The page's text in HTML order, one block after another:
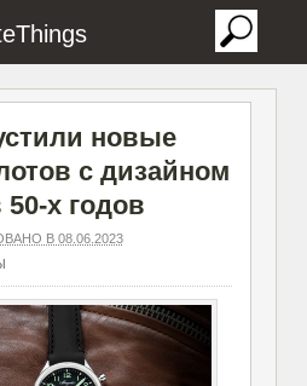
новые
с дизайном
х годов
В 08.06.2023